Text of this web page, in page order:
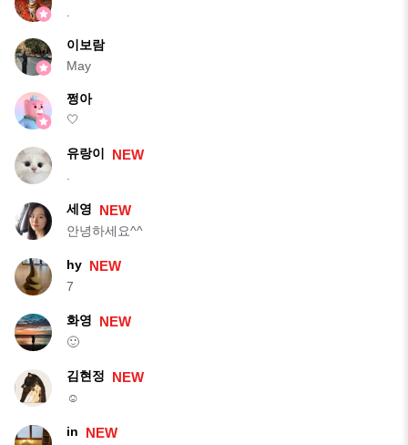
.
이보람
May
쩡아
🤍
유랑이 NEW
.
세영 NEW
안녕하세요^^
hy NEW
7
화영 NEW
🙂
김현정 NEW
☺️
in NEW